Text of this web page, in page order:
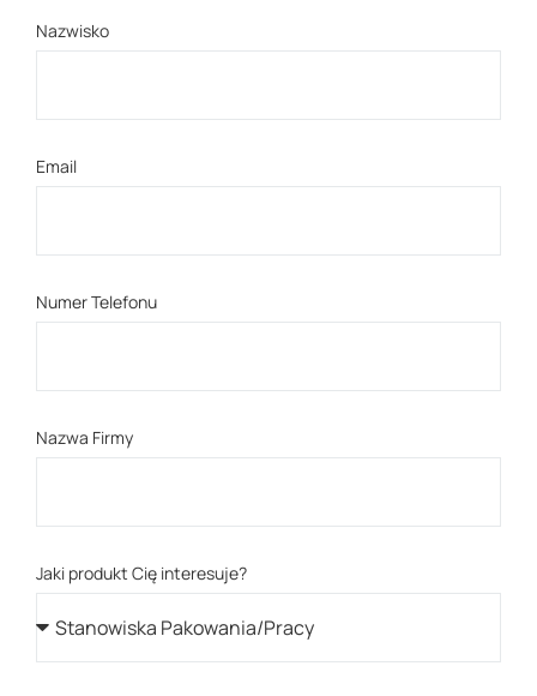
Nazwisko
Email
Numer Telefonu
Nazwa Firmy
Jaki produkt Cię interesuje?